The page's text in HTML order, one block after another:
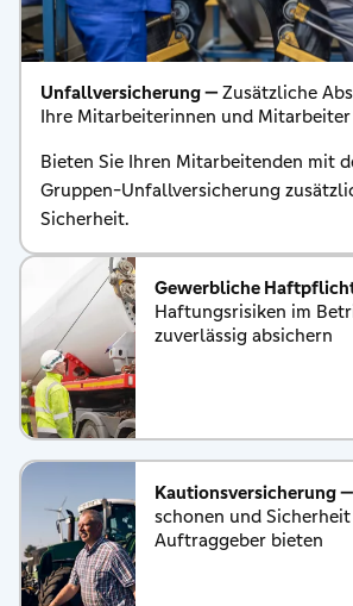
Unfallversicherung —Zusätzliche
Ihre Mitarbeiterinnen und
Bieten Sie Ihren Mitarbeitenden mit
Gruppen-Unfallversicherung
Sicherheit.
Gewerbliche
Haftungsrisiken im
zuverlässig absichern
Kautionsversicherung —
schonen und
Auftraggeber bieten